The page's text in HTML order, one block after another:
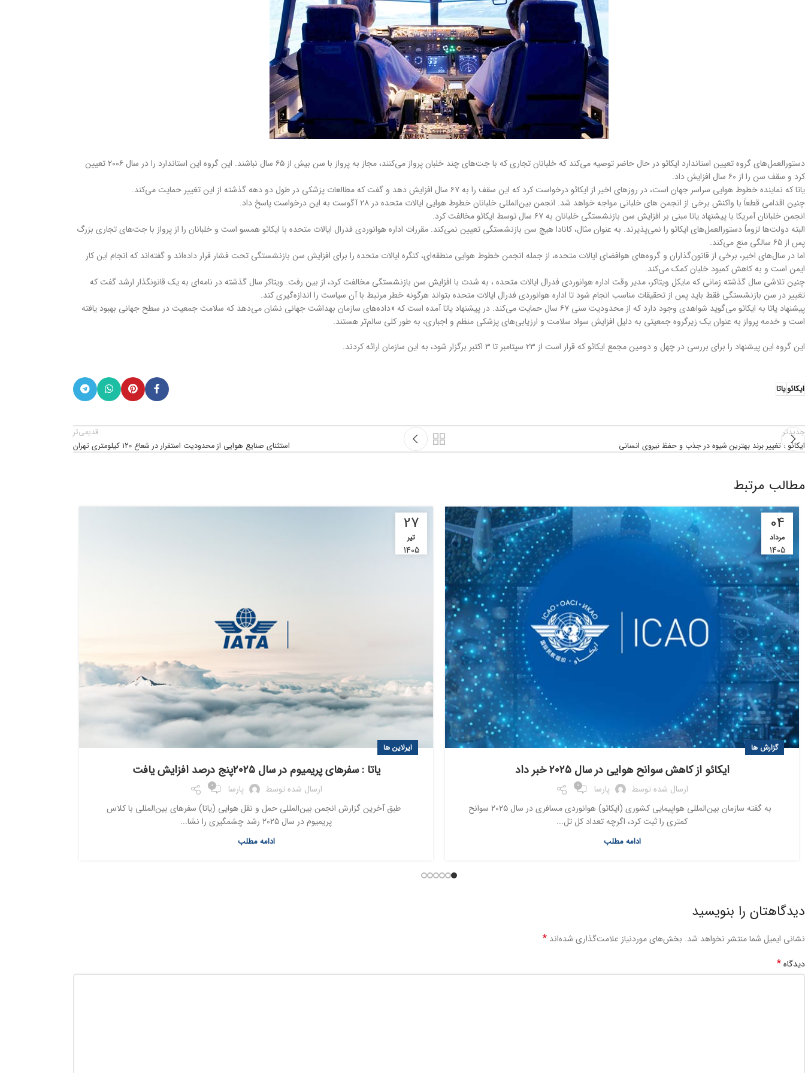
دستورالعمل‌های گروه تعیین استاندارد ایکائو در حال حاضر توصیه می‌کند که خلبانان تجاری که با جت‌های چند خلبان پرواز می‌کنند، مجاز به پرواز با سن بیش از ۶۵ سال نباشند. این گروه این استاندارد را در سال ۲۰۰۶ تعیین
کرد و سقف سن را از ۶۰ سال افزایش داد.
یاتا که نماینده خطوط هوایی سراسر جهان است، در روزهای اخیر از ایکائو درخواست کرد که این سقف را به ۶۷ سال افزایش دهد و گفت که مطالعات پزشکی در طول دو دهه گذشته از این تغییر حمایت می‌کند.
چنین اقدامی قطعاً با واکنش برخی از انجمن های خلبانی مواجه خواهد شد. انجمن بین‌المللی خلبانان خطوط هوایی ایالات متحده در ۲۸ آگوست به این درخواست پاسخ داد.
انجمن خلبانان آمریکا با پیشنهاد یاتا مبنی بر افزایش سن بازنشستگی خلبانان به ۶۷ سال توسط ایکائو مخالفت کرد.
البته دولت‌ها لزوماً دستورالعمل‌های ایکائو را نمی‌پذیرند. به عنوان مثال، کانادا هیچ سن بازنشستگی تعیین نمی‌کند. مقررات اداره هوانوردی فدرال ایالات متحده با ایکائو همسو است و خلبانان را از پرواز با جت‌های تجاری بزرگ
پس از ۶۵ سالگی منع می‌کند.
اما در سال‌های اخیر، برخی از قانون‌گذاران و گروه‌های هوافضای ایالات متحده، از جمله انجمن خطوط هوایی منطقه‌ای، کنگره ایالات متحده را برای افزایش سن بازنشستگی تحت فشار قرار داده‌اند و گفته‌اند که انجام این کار
ایمن است و به کاهش کمبود خلبان کمک می‌کند.
چنین تلاشی سال گذشته زمانی که مایکل ویتاکر، مدیر وقت اداره هوانوردی فدرال ایالات متحده ، به شدت با افزایش سن بازنشستگی مخالفت کرد، از بین رفت. ویتاکر سال گذشته در نامه‌ای به یک قانونگذار ارشد گفت که
تغییر در سن بازنشستگی فقط باید پس از تحقیقات مناسب انجام شود تا اداره هوانوردی فدرال ایالات متحده بتواند هرگونه خطر مرتبط با آن سیاست را اندازه‌گیری کند.
پیشنهاد یاتا به ایکائو می‌گوید شواهدی وجود دارد که از محدودیت سنی ۶۷ سال حمایت می‌کند. در پیشنهاد یاتا آمده است که «داده‌های سازمان بهداشت جهانی نشان می‌دهد که سلامت جمعیت در سطح جهانی بهبود یافته
است و خدمه پرواز به عنوان یک زیرگروه جمعیتی به دلیل افزایش سواد سلامت و ارزیابی‌های پزشکی منظم و اجباری، به طور کلی سالم‌تر هستند.
این گروه این پیشنهاد را برای بررسی در چهل و دومین مجمع ایکائو که قرار است از ۲۳ سپتامبر تا ۳ اکتبر برگزار شود، به این سازمان ارائه کردند.
ایکائویاتا
جدیدتر
ایکائو : تغییر برند بهترین شیوه‌ در جذب و حفظ نیروی انسانی
قدیمی‌تر
استثنای صنایع هوایی از محدودیت استقرار در شعاع ۱۲۰ کیلومتری تهران
مطالب مرتبط
04
مرداد
1405
گزارش ها
ایکائو از کاهش سوانح هوایی در سال ۲۰۲۵ خبر داد
ارسال شده توسط پارسا 0
به گفته سازمان بین‌المللی هواپیمایی کشوری (ایکائو) هوانوردی مسافری در سال ۲۰۲۵ سوانح
کمتری را ثبت کرد، اگرچه تعداد کل تل...
ادامه مطلب
27
تیر
1405
ایرلاین ها
یاتا : سفرهای پریمیوم در سال ۲۰۲۵پنج درصد افزایش یافت
ارسال شده توسط پارسا 0
طبق آخرین گزارش انجمن بین‌المللی حمل و نقل هوایی (یاتا) سفرهای بین‌المللی با کلاس
پریمیوم در سال ۲۰۲۵ رشد چشمگیری را نشا...
ادامه مطلب
دیدگاهتان را بنویسید
نشانی ایمیل شما منتشر نخواهد شد. بخش‌های موردنیاز علامت‌گذاری شده‌اند *
دیدگاه*